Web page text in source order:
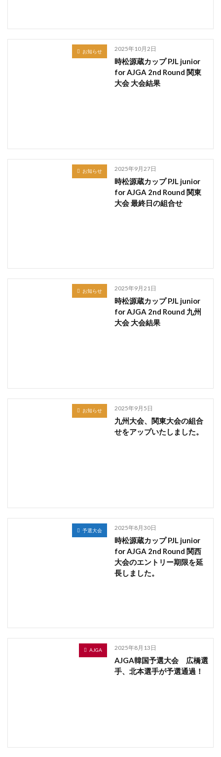
お知らせ 2025年10月2日
時松源蔵カップ PJL junior
for AJGA 2nd Round 関東
大会 大会結果
お知らせ 2025年9月27日
時松源蔵カップ PJL junior
for AJGA 2nd Round 関東
大会 最終日の組合せ
お知らせ 2025年9月21日
時松源蔵カップ PJL junior
for AJGA 2nd Round 九州
大会 大会結果
お知らせ 2025年9月5日
九州大会、関東大会の組合
せをアップいたしました。
予選大会 2025年8月30日
時松源蔵カップ PJL junior
for AJGA 2nd Round 関西
大会のエントリー期限を延
長しました。
AJGA 2025年8月13日
AJGA韓国予選大会 広橋選
手、北本選手が予選通過！